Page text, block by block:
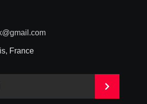
France
>